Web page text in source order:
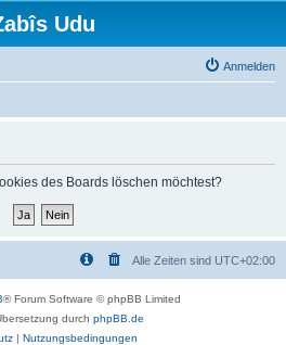
Udu
Anmelden
des Boards löschen möchtest?
Alle Zeiten sind UTC+02:00
® Forum Software © phpBB Limited
durch phpBB.de
| Nutzungsbedingungen